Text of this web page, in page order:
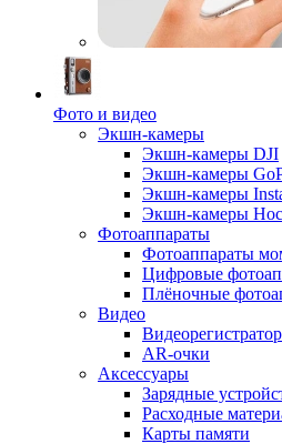
Фото и видео
Экшн-камеры
Экшн-камеры DJI
Экшн-камеры
Экшн-камеры
Экшн-камеры
Фотоаппараты
Фотоаппараты
Цифровые
Плёночные
Видео
AR-очки
Аксессуары
Зарядные
Расходные
Карты памяти